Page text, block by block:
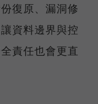
復原、漏洞修
資料邊界與控
責任也會更直